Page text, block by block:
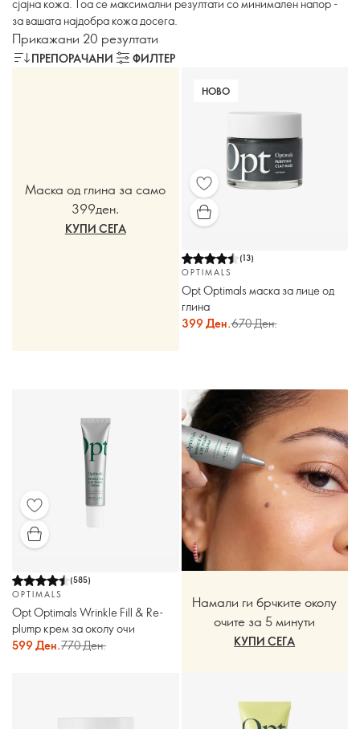
сјајна кожа. Тоа се максимални резултати со минимален напор -
за вашата најдобра кожа досега.
Прикажани 20 резултати
ПРЕПОРАЧАНИ ФИЛТЕР
Маска од глина за само
399ден.
КУПИ СЕГА
НОВО
(13)
OPTIMALS
Opt Optimals маска за лице од
глина
399 Ден.670 Ден.
(585)
OPTIMALS
Opt Optimals Wrinkle Fill & Re-
plump крем за околу очи
599 Ден.770 Ден.
Намали ги брчките околу
очите за 5 минути
КУПИ СЕГА